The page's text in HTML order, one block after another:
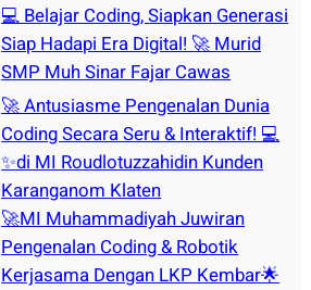
💻 Belajar Coding, Siapkan Generasi
Siap Hadapi Era Digital! 🚀 Murid
SMP Muh Sinar Fajar Cawas
🚀 Antusiasme Pengenalan Dunia
Coding Secara Seru & Interaktif! 💻
✨di MI Roudlotuzzahidin Kunden
Karanganom Klaten
🚀MI Muhammadiyah Juwiran
Pengenalan Coding & Robotik
Kerjasama Dengan LKP Kembar🌟